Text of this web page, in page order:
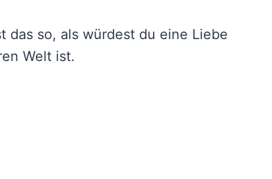
das so, als würdest du eine Liebe
Welt ist.